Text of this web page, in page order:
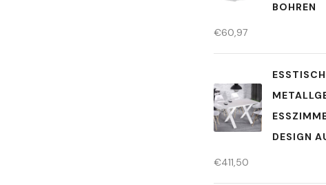
BOHREN
€60,97
ESIGN
€411,50